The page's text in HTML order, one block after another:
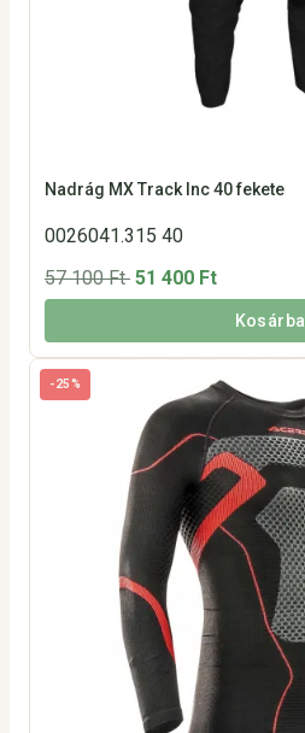
Nadrág MX Track Inc 40 fekete
0026041.315 40
57 100 Ft 51 400 Ft
Kosárba
-25%